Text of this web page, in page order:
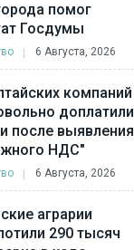
помог
Госдумы
6 Августа, 2026
компаний
доплатили
после выявления
НДС"
6 Августа, 2026
аграрии
290 тысяч